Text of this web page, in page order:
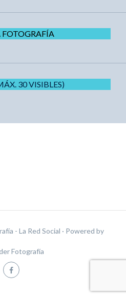
30 VISIBLES)
- La Red Social · Powered by
Fotografía